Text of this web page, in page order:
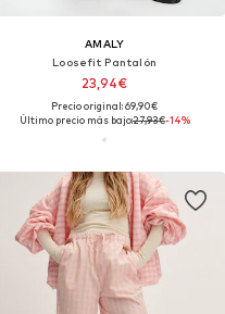
AMALY
Loosefit Pantalón
23,94€
Precio original: 69,90€
Último precio más bajo:27,93€-14%